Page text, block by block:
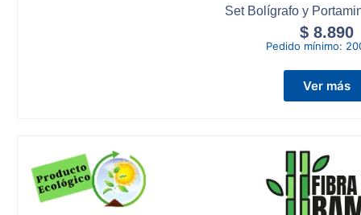
Set Bolígrafo y
$ 8.890
Pedido mínimo:
Ver más